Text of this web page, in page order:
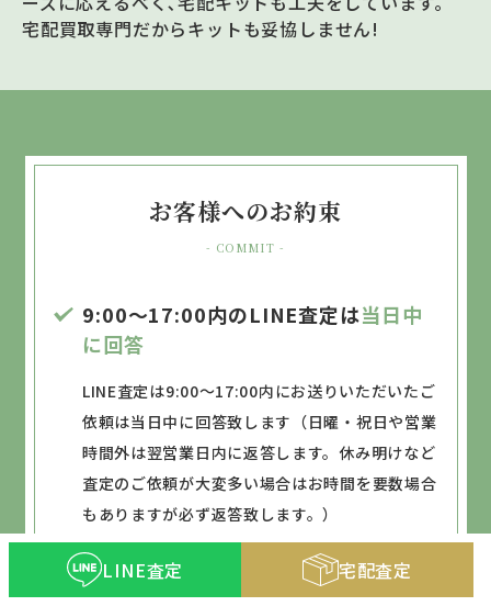
宅配買取専門だからキットも妥協しません!
お客様へのお約束
- COMMIT -
9:00～17:00内のLINE査定は当日中
に回答
LINE査定は9:00～17:00内にお送りいただいたご
依頼は当日中に回答致します（日曜・祝日や営業
時間外は翌営業日内に返答します。休み明けなど
査定のご依頼が大変多い場合はお時間を要数場合
もありますが必ず返答致します。）
12:00までにお申込みの宅配キットは
LINE査定 宅配査定